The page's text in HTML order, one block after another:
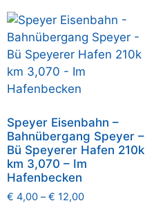
Speyer Eisenbahn –
Bahnübergang Speyer –
Bü Speyerer Hafen 210k
km 3,070 – Im
Hafenbecken
€ 4,00 –€ 12,00